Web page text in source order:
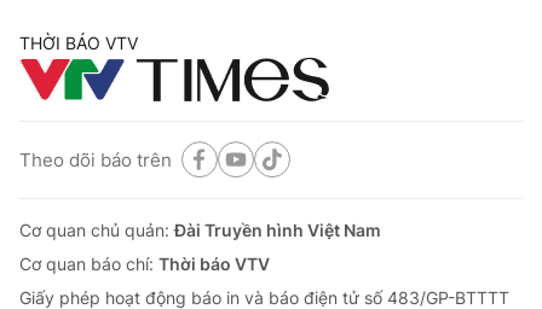
THỜI BÁO VTV
Theo dõi báo trên
Cơ quan chủ quản:Đài Truyền hình Việt Nam
Cơ quan báo chí: Thời báo VTV
Giấy phép hoạt động báo in và báo điện tử số 483/GP-BTTTT